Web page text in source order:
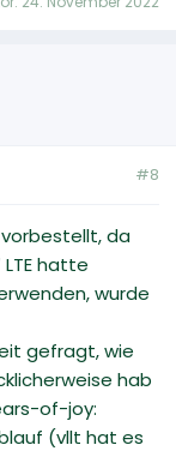
#8
vorbestellt, da
hatte
wurde
gefragt, wie
hab
of-joy:
(vllt hat es